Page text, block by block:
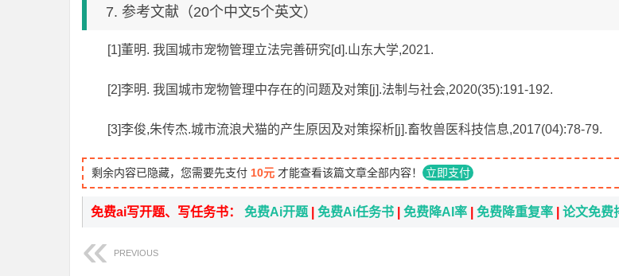
7. 参考文献（20个中文5个英文）
[1]董明. 我国城市宠物管理立法完善研究[d].山东大学,2021.
[2]李明. 我国城市宠物管理中存在的问题及对策[j].法制与社会,2020(35):191-192.
[3]李俊,朱传杰.城市流浪犬猫的产生原因及对策探析[j].畜牧兽医科技信息,2017(04):78-79.
剩余内容已隐藏，您需要先支付 10元 才能查看该篇文章全部内容！ 立即支付
免费ai写开题、写任务书： 免费Ai开题 免费Ai任务书 免费降AI率 免费降重复率 论文免费
PREVIOUS